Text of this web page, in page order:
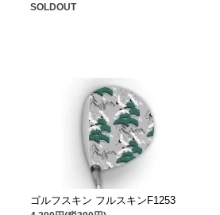
SOLDOUT
ゴルフスキン フルスキンF1253